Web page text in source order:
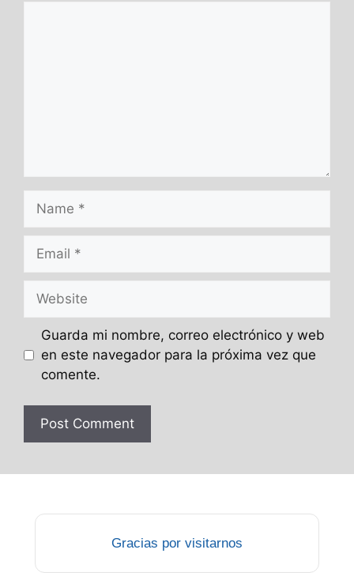
Name
Email
Website
Guarda mi nombre, correo electrónico y web
en este navegador para la próxima vez que
comente.
Gracias por visitarnos